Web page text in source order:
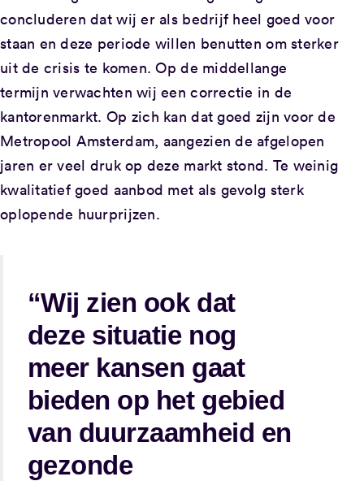
concluderen dat wij er als bedrijf heel goed voor
staan en deze periode willen benutten om sterker
uit de crisis te komen. Op de middellange
termijn verwachten wij een correctie in de
kantorenmarkt. Op zich kan dat goed zijn voor de
Metropool Amsterdam, aangezien de afgelopen
jaren er veel druk op deze markt stond. Te weinig
kwalitatief goed aanbod met als gevolg sterk
oplopende huurprijzen.
“Wij zien ook dat
deze situatie nog
meer kansen gaat
bieden op het gebied
van duurzaamheid en
gezonde